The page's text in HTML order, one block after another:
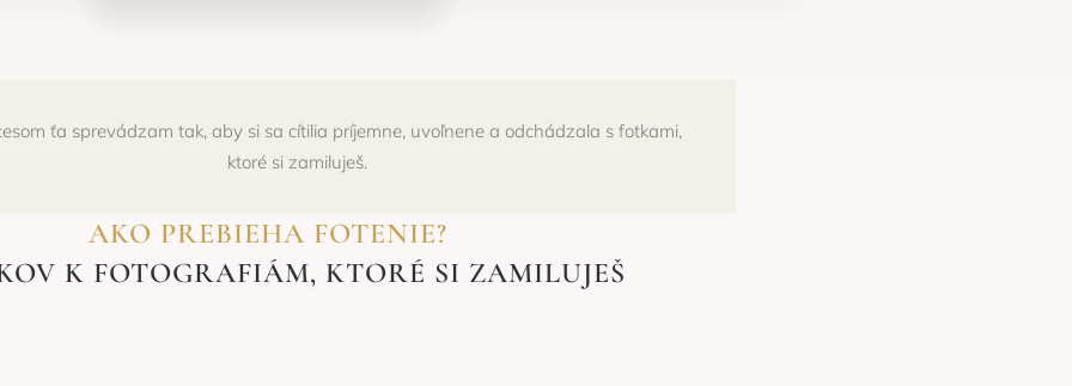
ťa sprevádzam tak, aby si sa cítilia príjemne, uvoľnene a odchádzala s fotkami,
ktoré si zamiluješ.
AKO PREBIEHA FOTENIE?
K FOTOGRAFIÁM, KTORÉ SI ZAMILUJEŠ